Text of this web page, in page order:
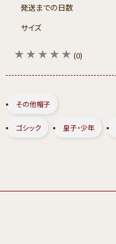
発送までの日数
サイズ
(0)
その他帽子
ゴシック 皇子・少年